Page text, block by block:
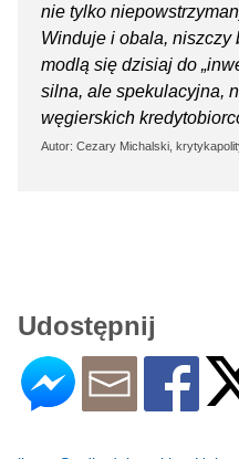
nie tylko
Winduje i obala, niszczy
modlą się dzisiaj do
silna, ale spekulacyjna,
węgierskich
Autor: Cezary Michalski,
Udostępnij